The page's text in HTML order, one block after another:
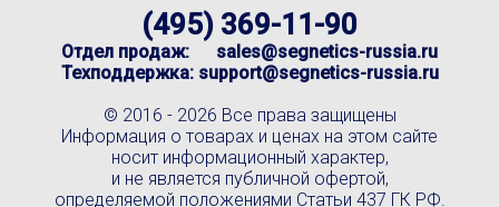
(495) 369-11-90
Отдел продаж: sales@segnetics-russia.ru
Техподдержка: support@segnetics-russia.ru
© 2016 - 2026 Все права защищены
Информация о товарах и ценах на этом сайте
носит информационный характер,
и не является публичной офертой,
определяемой положениями Статьи 437 ГК РФ.